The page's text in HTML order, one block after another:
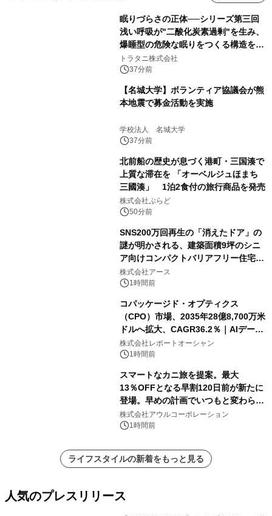
眠りづらさの正体──シリーズ第三回
浅い呼吸が"二酸化炭素過剰"を生み、
爆睡型の危険な眠りをつくる構造を解
説
トラタニ株式会社
37分前
【名城大学】ボランティア協議会が熊
本地震で募金活動を実施
学校法人 名城大学
37分前
北前船の歴史が息づく港町・三国湊で
上質な滞在を 「オーベルジュほまち
三國湊」 1泊2食付の旅行商品を発売
株式会社ぷらど
50分前
SNS200万回再生の「消えたドア」の
謎が明かされる、建築面積9坪のシニ
ア向けコンパクトバリアフリー住宅が
誕生
株式会社アース
1時間前
コパッケージド・オプティクス
（CPO）市場、2035年28億8,700万米
ドルへ拡大、CAGR36.2％｜AIデータ
センター・高速光通信需要が成長を加
速
株式会社レポートオーシャン
1時間前
スマートなカニ旅を提案。最大
13％OFFとなる早割120日前が新たに
登場。早めの計画でいつもと変わらぬ
大人の冬旅を。ー夕日ヶ浦温泉「佳松
苑 別邸ふうか」ー
株式会社アウルコーポレーション
1時間前
ライフスタイルの新着をもっと見る
人気のプレスリリース